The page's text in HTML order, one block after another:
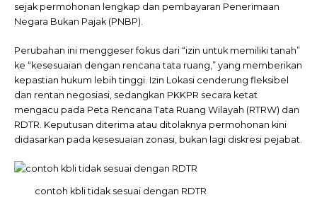
sejak permohonan lengkap dan pembayaran Penerimaan
Negara Bukan Pajak (PNBP).
Perubahan ini menggeser fokus dari “izin untuk memiliki tanah”
ke “kesesuaian dengan rencana tata ruang,” yang memberikan
kepastian hukum lebih tinggi. Izin Lokasi cenderung fleksibel
dan rentan negosiasi, sedangkan PKKPR secara ketat
mengacu pada Peta Rencana Tata Ruang Wilayah (RTRW) dan
RDTR. Keputusan diterima atau ditolaknya permohonan kini
didasarkan pada kesesuaian zonasi, bukan lagi diskresi pejabat.
contoh kbli tidak sesuai dengan RDTR